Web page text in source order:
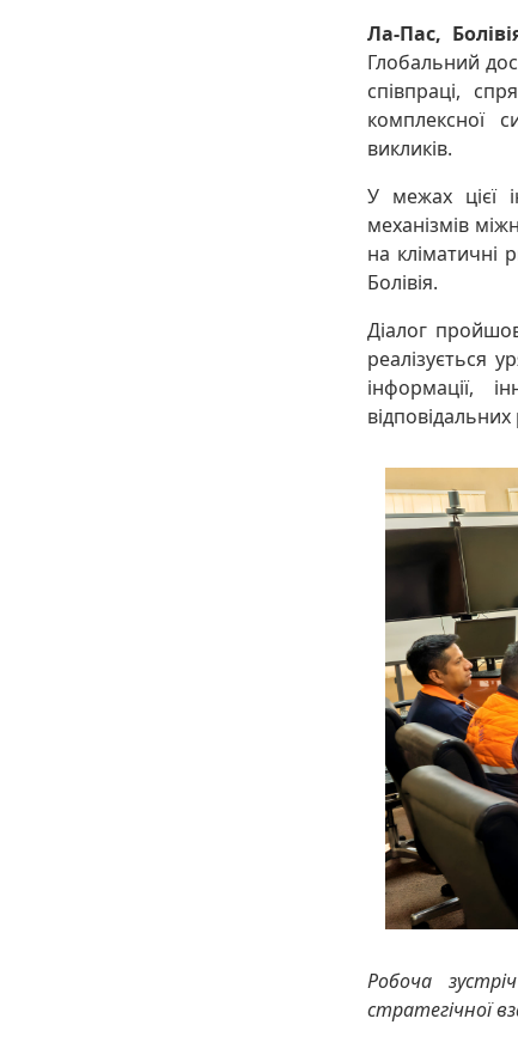
Ла-Пас,
Глобальний
співпраці,
комплексної
викликів.
У межах цієї
механізмів
на кліматичні
Болівія.
Діалог
реалізується
інформації,
Робоча
стратегічної